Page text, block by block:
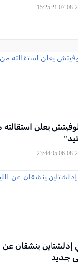
يعلن
إدلشتاين ينشقان عن
جديد